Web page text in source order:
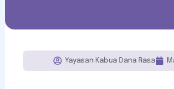
Yayasan Kabua Dana Rasa